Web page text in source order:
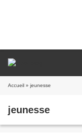
Accueil » jeunesse
jeunesse